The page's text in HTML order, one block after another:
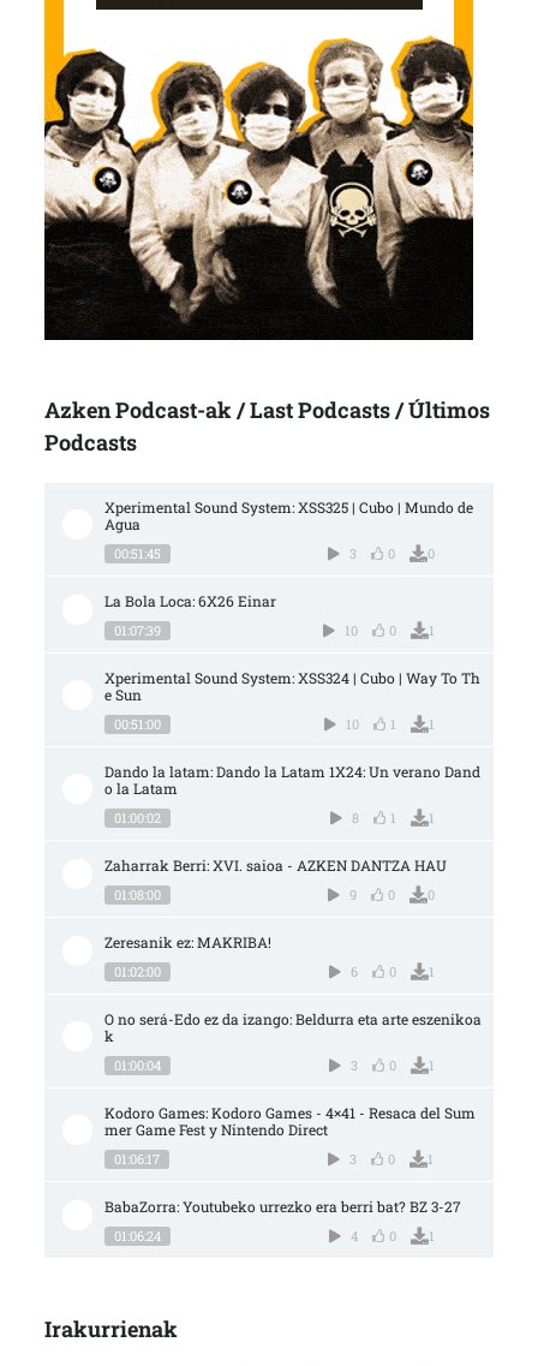
Azken Podcast-ak / Last Podcasts / Últimos
Podcasts
Xperimental Sound System: XSS325 | Cubo | Mundo de
Agua
00:51:45 3 0 0
La Bola Loca: 6X26 Einar
01:07:39 10 0 1
Xperimental Sound System: XSS324 | Cubo | Way To Th
e Sun
00:51:00 10 1 1
Dando la latam: Dando la Latam 1X24: Un verano Dand
o la Latam
01:00:02 8 1 1
Zaharrak Berri: XVI. saioa - AZKEN DANTZA HAU
01:08:00 9 0 0
Zeresanik ez: MAKRIBA!
01:02:00 6 0 1
O no será-Edo ez da izango: Beldurra eta arte eszenikoa
k
01:00:04 3 0 1
Kodoro Games: Kodoro Games - 4×41 - Resaca del Sum
mer Game Fest y Nintendo Direct
01:06:17 3 0 1
BabaZorra: Youtubeko urrezko era berri bat? BZ 3-27
01:06:24 4 0 1
Irakurrienak